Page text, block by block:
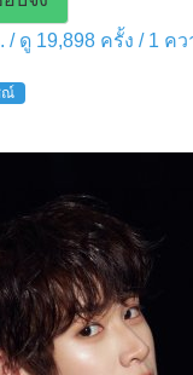
/ ดู 19,898 ครั้ง / 1 ค
ณ์